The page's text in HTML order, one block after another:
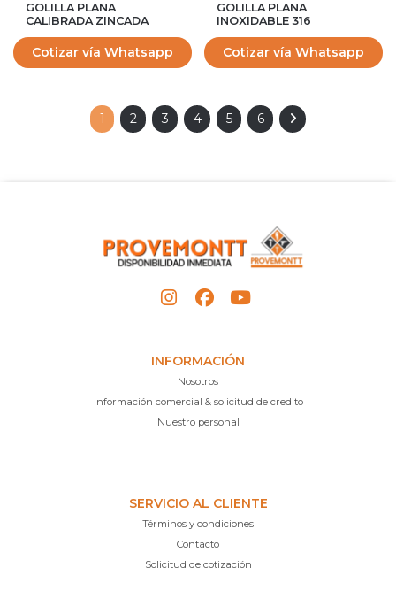
GOLILLA PLANA
CALIBRADA ZINCADA
Cotizar vía Whatsapp
GOLILLA PLANA
INOXIDABLE 316
Cotizar vía Whatsapp
1 2 3 4 5 6
INFORMACIÓN
Nosotros
Información comercial & solicitud de credito
Nuestro personal
SERVICIO AL CLIENTE
Términos y condiciones
Contacto
Solicitud de cotización